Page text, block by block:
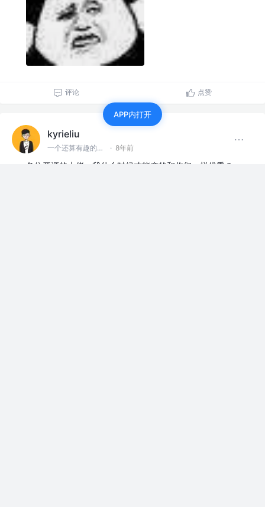
评论 点赞
kyrieliu
一个还算有趣的前端er · 8年前
各位开源的大佬，我什么时候才能变的和你们一样优秀？
APP内打开